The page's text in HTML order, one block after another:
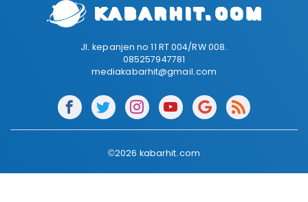
Jl. kepanjen no 11 RT 004/RW 008.
085257947781
mediakabarhit@gmail.com
©2026 kabarhit.com